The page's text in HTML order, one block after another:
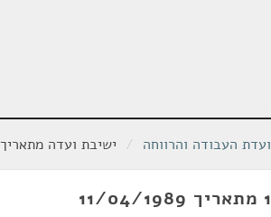
ועדת העבודה והרווחה / ישיבת ועדה מתאריך 11/04/1989